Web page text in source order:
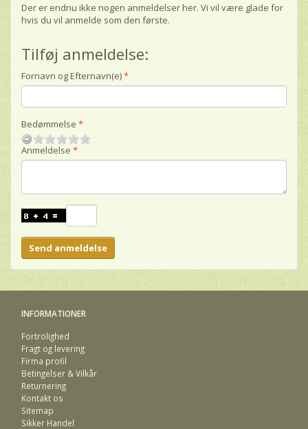
Der er endnu ikke nogen anmeldelser her. Vi vil være glade for
hvis du vil anmelde som den første.
Tilføj anmeldelse:
Fornavn og Efternavn(e)
Bedømmelse
Anmeldelse
Send anmeldelse
INFORMATIONER
Fortrolighed
Fragt og levering
Firma profil
Betingelser & Vilkår
Returnering
Kontakt os
Sitemap
Sikker Handel